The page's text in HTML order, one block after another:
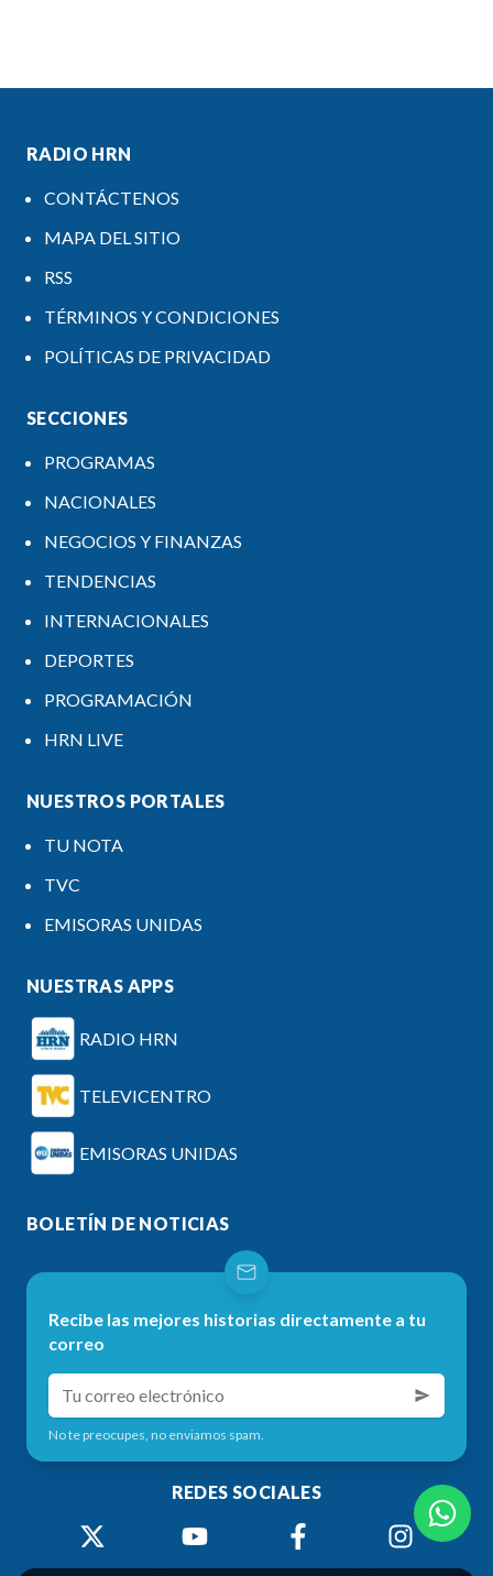
RADIO HRN
CONTÁCTENOS
MAPA DEL SITIO
RSS
TÉRMINOS Y CONDICIONES
POLÍTICAS DE PRIVACIDAD
SECCIONES
PROGRAMAS
NACIONALES
NEGOCIOS Y FINANZAS
TENDENCIAS
INTERNACIONALES
DEPORTES
PROGRAMACIÓN
HRN LIVE
NUESTROS PORTALES
TU NOTA
TVC
EMISORAS UNIDAS
NUESTRAS APPS
RADIO HRN
TELEVICENTRO
EMISORAS UNIDAS
BOLETÍN DE NOTICIAS
Recibe las mejores historias directamente a tu
correo
No te preocupes, no enviamos spam.
REDES SOCIALES